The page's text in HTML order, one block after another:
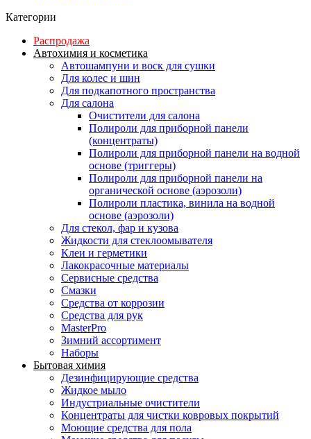
Категории
Распродажа
Автохимия и косметика
Автошампуни и воск для сушки
Для колес и шин
Для подкапотного пространства
Для салона
Очистители для салона
Полироли для приборной панели
(концентраты)
Полироли для приборной панели на водной
основе (триггеры)
Полироли для приборной панели на
органической основе (аэрозоли)
Полироли пластика, винила на водной
основе (аэрозоли)
Для стекол, фар и кузова
Жидкости для стеклоомывателя
Клеи и герметики
Лакокрасочные материалы
Сервисные средства
Смазки
Средства от коррозии
Средства для рук
MasterPro
Зимний ассортимент
Наборы
Бытовая химия
Дезинфицирующие средства
Жидкое мыло
Индустриальные очистители
Концентраты для чистки ковровых покрытий
Моющие средства для пола